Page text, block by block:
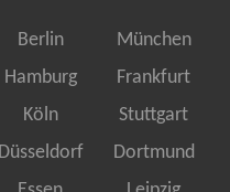
Berlin
München
Hamburg
Frankfurt
Köln
Stuttgart
Düsseldorf
Dortmund